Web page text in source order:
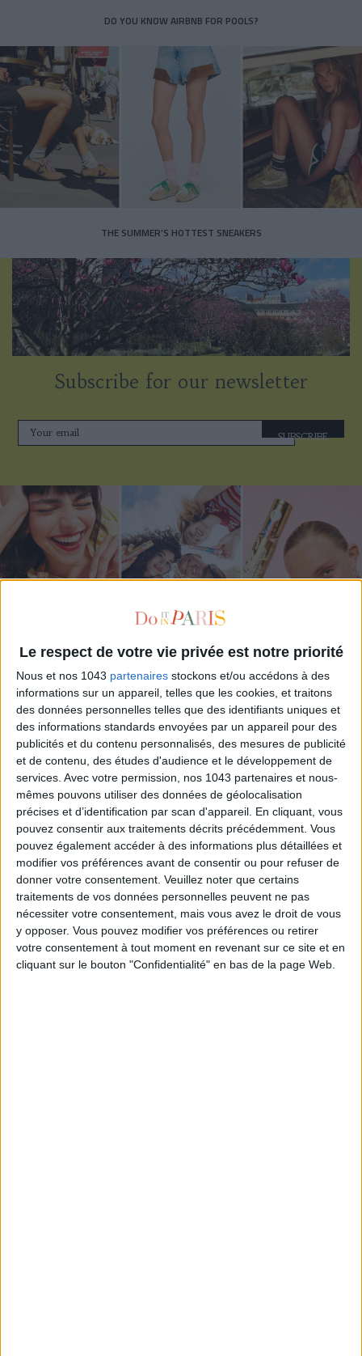
Le respect de votre vie privée est notre priorité
Nous et nos 1043 partenaires stockons et/ou accédons à des
informations sur un appareil, telles que les cookies, et traitons
des données personnelles telles que des identifiants uniques et
des informations standards envoyées par un appareil pour des
publicités et du contenu personnalisés, des mesures de publicité
et de contenu, des études d'audience et le développement de
services. Avec votre permission, nos 1043 partenaires et nous-
mêmes pouvons utiliser des données de géolocalisation
précises et d’identification par scan d'appareil. En cliquant, vous
pouvez consentir aux traitements décrits précédemment. Vous
pouvez également accéder à des informations plus détaillées et
modifier vos préférences avant de consentir ou pour refuser de
donner votre consentement. Veuillez noter que certains
traitements de vos données personnelles peuvent ne pas
nécessiter votre consentement, mais vous avez le droit de vous
y opposer. Vous pouvez modifier vos préférences ou retirer
votre consentement à tout moment en revenant sur ce site et en
cliquant sur le bouton "Confidentialité" en bas de la page Web.
DO YOU KNOW AIRBNB FOR POOLS?
THE SUMMER’S HOTTEST SNEAKERS
Subscribe for our newsletter
SUBSCRIBE
ADOPT PARFUMS IS REVOLUTIONIZING AFFORDABLE MADE-IN-FRANCE
FRAGRANCES
15 IDEAS FOR ENJOYING AUGUST IN PARIS